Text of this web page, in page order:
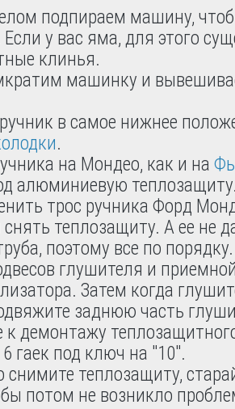
подпираем машину,
у вас яма, для этого
клинья.
машинку и
в самое нижнее
.
на Мондео, как и на
алюминиевую
трос ручника Форд
снять теплозащиту. А ее не
поэтому все по
глушителя и
Затем когда
заднюю часть
к демонтажу
гаек под ключ на "10".
снимите теплозащиту,
потом не возникло